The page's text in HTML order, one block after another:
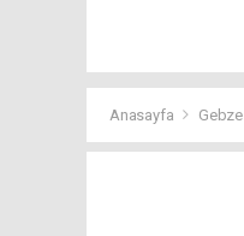
Anasayfa Gebze